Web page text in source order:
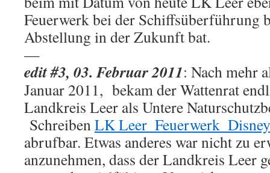
Feuerwerk bei der Schiffsüberführung
Abstellung in der Zukunft bat.
—
edit #3, 03. Februar 2011: Nach mehr
Januar 2011, bekam der Wattenrat
Landkreis Leer als Untere
SchreibenLK
abrufbar. Etwas anderes war nicht zu
anzunehmen, dass der Landkreis Leer